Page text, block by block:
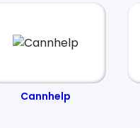
Cannhelp